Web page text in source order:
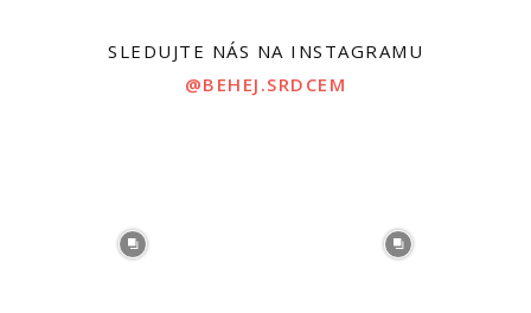
SLEDUJTE NÁS NA INSTAGRAMU
@BEHEJ.SRDCEM